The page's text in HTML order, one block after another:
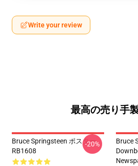
Write your review
最高の売り手
Bruce Springsteen ポスター
RB1608
-20%
Bruce